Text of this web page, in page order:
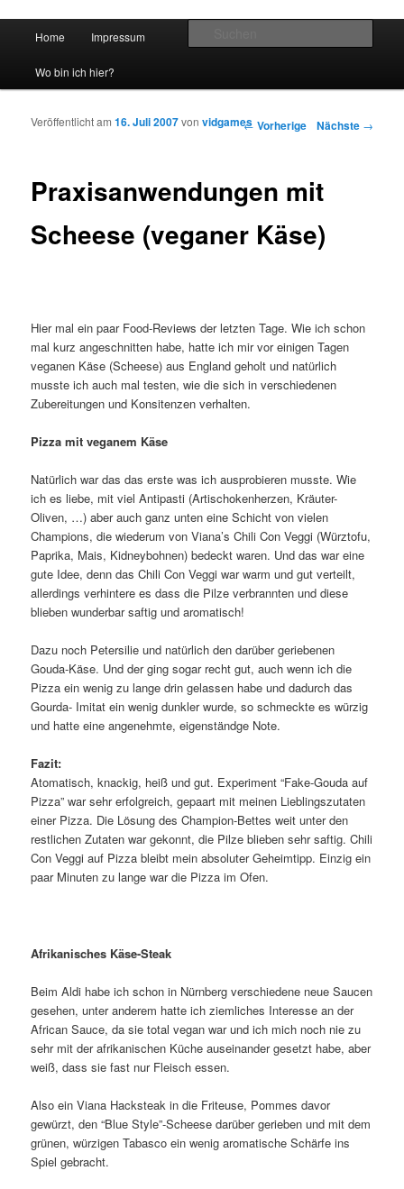
vidgames.de
Zum Inhalt wechseln
Zum sekundären Inhalt wechseln
Home Impressum
Wo bin ich hier?
Artikelnavigation
← Vorherige Nächste →
Praxisanwendungen mit
Scheese (veganer Käse)
Veröffentlicht am16. Juli 2007vonvidgames
Hier mal ein paar Food-Reviews der letzten Tage. Wie ich schon
mal kurz angeschnitten habe, hatte ich mir vor einigen Tagen
veganen Käse (Scheese) aus England geholt und natürlich
musste ich auch mal testen, wie die sich in verschiedenen
Zubereitungen und Konsitenzen verhalten.
Pizza mit veganem Käse
Natürlich war das das erste was ich ausprobieren musste. Wie
ich es liebe, mit viel Antipasti (Artischokenherzen, Kräuter-
Oliven, …) aber auch ganz unten eine Schicht von vielen
Champions, die wiederum von Viana’s Chili Con Veggi (Würztofu,
Paprika, Mais, Kidneybohnen) bedeckt waren. Und das war eine
gute Idee, denn das Chili Con Veggi war warm und gut verteilt,
allerdings verhintere es dass die Pilze verbrannten und diese
blieben wunderbar saftig und aromatisch!
Dazu noch Petersilie und natürlich den darüber geriebenen
Gouda-Käse. Und der ging sogar recht gut, auch wenn ich die
Pizza ein wenig zu lange drin gelassen habe und dadurch das
Gourda- Imitat ein wenig dunkler wurde, so schmeckte es würzig
und hatte eine angenehmte, eigenständge Note.
Fazit:
Atomatisch, knackig, heiß und gut. Experiment “Fake-Gouda auf
Pizza” war sehr erfolgreich, gepaart mit meinen Lieblingszutaten
einer Pizza. Die Lösung des Champion-Bettes weit unter den
restlichen Zutaten war gekonnt, die Pilze blieben sehr saftig. Chili
Con Veggi auf Pizza bleibt mein absoluter Geheimtipp. Einzig ein
paar Minuten zu lange war die Pizza im Ofen.
Afrikanisches Käse-Steak
Beim Aldi habe ich schon in Nürnberg verschiedene neue Saucen
gesehen, unter anderem hatte ich ziemliches Interesse an der
African Sauce, da sie total vegan war und ich mich noch nie zu
sehr mit der afrikanischen Küche auseinander gesetzt habe, aber
weiß, dass sie fast nur Fleisch essen.
Also ein Viana Hacksteak in die Friteuse, Pommes davor
gewürzt, den “Blue Style”-Scheese darüber gerieben und mit dem
grünen, würzigen Tabasco ein wenig aromatische Schärfe ins
Spiel gebracht.